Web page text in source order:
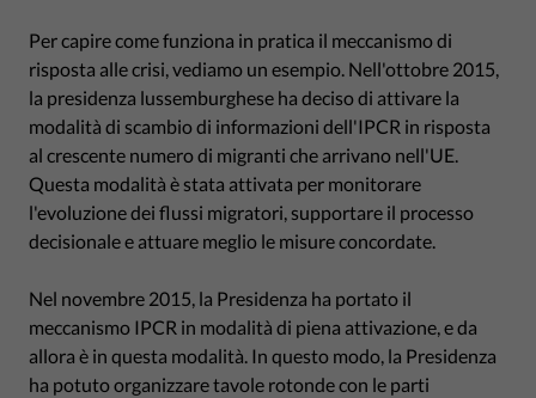
Per capire come funziona in pratica il meccanismo di
risposta alle crisi, vediamo un esempio. Nell'ottobre 2015,
la presidenza lussemburghese ha deciso di attivare la
modalità di scambio di informazioni dell'IPCR in risposta
al crescente numero di migranti che arrivano nell'UE.
Questa modalità è stata attivata per monitorare
l'evoluzione dei flussi migratori, supportare il processo
decisionale e attuare meglio le misure concordate.
Nel novembre 2015, la Presidenza ha portato il
meccanismo IPCR in modalità di piena attivazione, e da
allora è in questa modalità. In questo modo, la Presidenza
ha potuto organizzare tavole rotonde con le parti